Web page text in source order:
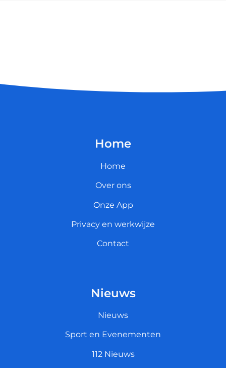
Home
Home
Over ons
Onze App
Privacy en werkwijze
Contact
Nieuws
Nieuws
Sport en Evenementen
112 Nieuws